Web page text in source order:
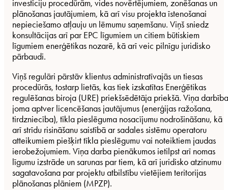
investīciju procedūrām, vides novērtējumiem, zonēšanas un
plānošanas jautājumiem, kā arī visu projekta īstenošanai
nepieciešamo atļauju un lēmumu saņemšanu. Viņš sniedz
konsultācijas arī par EPC līgumiem un citiem būtiskiem
līgumiem enerģētikas nozarē, kā arī veic pilnīgu juridisko
pārbaudi.
Viņš regulāri pārstāv klientus administratīvajās un tiesas
procedūrās, tostarp lietās, kas tiek izskatītas Enerģētikas
regulēšanas biroja (URE) priekšsēdētāja priekšā. Viņa
joma aptver licencēšanas jautājumus (enerģijas ražošana,
tirdzniecība), tīkla pieslēguma nosacījumu nodrošināšanu, kā
arī strīdu risināšanu saistībā ar sadales sistēmu operatoru
atteikumiem piešķirt tīkla pieslēgumu vai noteiktiem jaudas
ierobežojumiem. Viņa darba pienākumos ietilpst arī nomas
līgumu izstrāde un sarunas par tiem, kā arī juridisko atzinumu
sagatavošana par projektu atbilstību vietējiem teritorijas
plānošanas plāniem (MPZP).